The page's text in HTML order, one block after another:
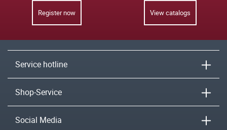
Register now View catalogs
Service hotline
Shop-Service
Social Media